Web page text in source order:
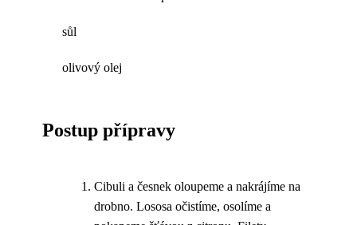
sůl
olivový olej
Postup přípravy
Cibuli a česnek oloupeme a nakrájíme na
drobno. Lososa očistíme, osolíme a